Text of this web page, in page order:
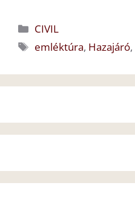
Kategória
CIVIL
Címkék
emléktúra, Hazajáró,